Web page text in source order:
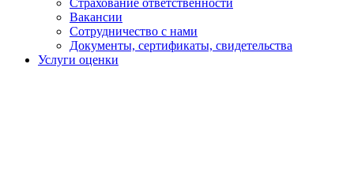
Страхование ответственности
Вакансии
Сотрудничество с нами
Документы, сертификаты, свидетельства
Услуги оценки